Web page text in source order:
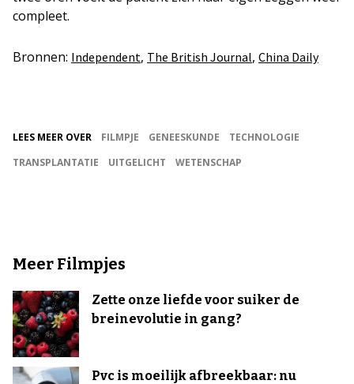
compleet.
Bronnen: Independent, The British Journal, China Daily
LEES MEER OVER FILMPJE GENEESKUNDE
TECHNOLOGIE
TRANSPLANTATIE
UITGELICHT WETENSCHAP
Meer Filmpjes
Zette onze liefde voor suiker de
breinevolutie in gang?
Pvc is moeilijk afbreekbaar: nu